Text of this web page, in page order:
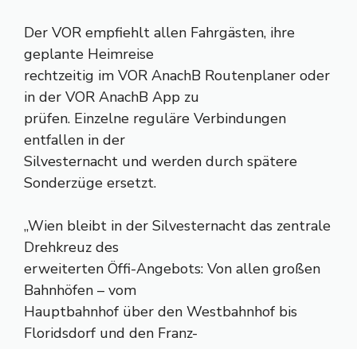
Der VOR empfiehlt allen Fahrgästen, ihre
geplante Heimreise
rechtzeitig im VOR AnachB Routenplaner oder
in der VOR AnachB App zu
prüfen. Einzelne reguläre Verbindungen
entfallen in der
Silvesternacht und werden durch spätere
Sonderzüge ersetzt.
„Wien bleibt in der Silvesternacht das zentrale
Drehkreuz des
erweiterten Öffi-Angebots: Von allen großen
Bahnhöfen – vom
Hauptbahnhof über den Westbahnhof bis
Floridsdorf und den Franz-